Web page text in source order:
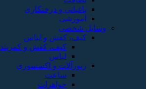
باغبانی و درختکاری
آموزشی
وسایل شخصی
کیف، کفش و لباس
کیف، کفش و کمربند
لباس
زیورآلات و اکسسوری
ساعت
جواهرات